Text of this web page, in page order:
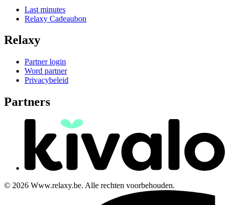
Last minutes
Relaxy Cadeaubon
Relaxy
Partner login
Word partner
Privacybeleid
Partners
© 2026 Www.relaxy.be. Alle rechten voorbehouden.